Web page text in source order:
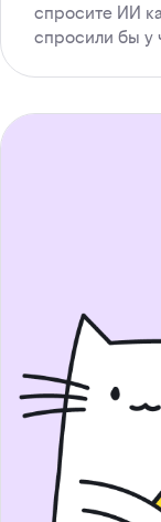
спросите ИИ
спросили бы у